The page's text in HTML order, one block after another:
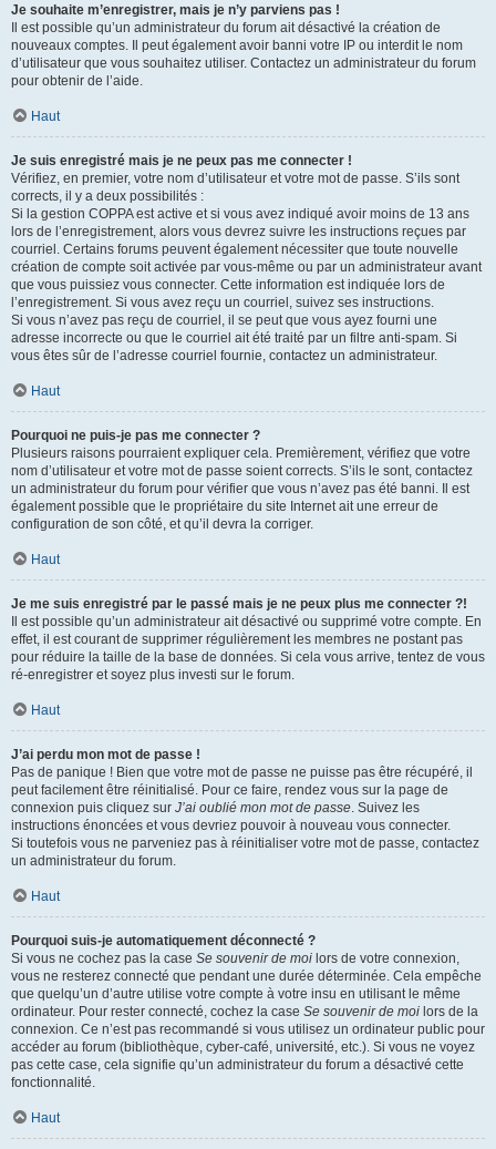
Je souhaite m’enregistrer, mais je n’y parviens pas !
Il est possible qu’un administrateur du forum ait désactivé la création de
nouveaux comptes. Il peut également avoir banni votre IP ou interdit le nom
d’utilisateur que vous souhaitez utiliser. Contactez un administrateur du forum
pour obtenir de l’aide.
Haut
Je suis enregistré mais je ne peux pas me connecter !
Vérifiez, en premier, votre nom d’utilisateur et votre mot de passe. S’ils sont
corrects, il y a deux possibilités :
Si la gestion COPPA est active et si vous avez indiqué avoir moins de 13 ans
lors de l’enregistrement, alors vous devrez suivre les instructions reçues par
courriel. Certains forums peuvent également nécessiter que toute nouvelle
création de compte soit activée par vous-même ou par un administrateur avant
que vous puissiez vous connecter. Cette information est indiquée lors de
l’enregistrement. Si vous avez reçu un courriel, suivez ses instructions.
Si vous n’avez pas reçu de courriel, il se peut que vous ayez fourni une
adresse incorrecte ou que le courriel ait été traité par un filtre anti-spam. Si
vous êtes sûr de l’adresse courriel fournie, contactez un administrateur.
Haut
Pourquoi ne puis-je pas me connecter ?
Plusieurs raisons pourraient expliquer cela. Premièrement, vérifiez que votre
nom d’utilisateur et votre mot de passe soient corrects. S’ils le sont, contactez
un administrateur du forum pour vérifier que vous n’avez pas été banni. Il est
également possible que le propriétaire du site Internet ait une erreur de
configuration de son côté, et qu’il devra la corriger.
Haut
Je me suis enregistré par le passé mais je ne peux plus me connecter ?!
Il est possible qu’un administrateur ait désactivé ou supprimé votre compte. En
effet, il est courant de supprimer régulièrement les membres ne postant pas
pour réduire la taille de la base de données. Si cela vous arrive, tentez de vous
ré-enregistrer et soyez plus investi sur le forum.
Haut
J’ai perdu mon mot de passe !
Pas de panique ! Bien que votre mot de passe ne puisse pas être récupéré, il
peut facilement être réinitialisé. Pour ce faire, rendez vous sur la page de
connexion puis cliquez sur J’ai oublié mon mot de passe. Suivez les
instructions énoncées et vous devriez pouvoir à nouveau vous connecter.
Si toutefois vous ne parveniez pas à réinitialiser votre mot de passe, contactez
un administrateur du forum.
Haut
Pourquoi suis-je automatiquement déconnecté ?
Si vous ne cochez pas la case Se souvenir de moi lors de votre connexion,
vous ne resterez connecté que pendant une durée déterminée. Cela empêche
que quelqu’un d’autre utilise votre compte à votre insu en utilisant le même
ordinateur. Pour rester connecté, cochez la case Se souvenir de moi lors de la
connexion. Ce n’est pas recommandé si vous utilisez un ordinateur public pour
accéder au forum (bibliothèque, cyber-café, université, etc.). Si vous ne voyez
pas cette case, cela signifie qu’un administrateur du forum a désactivé cette
fonctionnalité.
Haut